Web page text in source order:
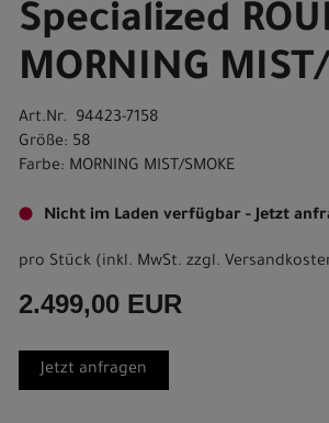
Specialized
MORNING
Art.Nr. 94423-7158
Größe: 58
Farbe: MORNING MIST/SMOKE
Nicht im Laden verfügbar - Jetzt
pro Stück (inkl. MwSt. zzgl.
2.499,00 EUR
Jetzt anfragen